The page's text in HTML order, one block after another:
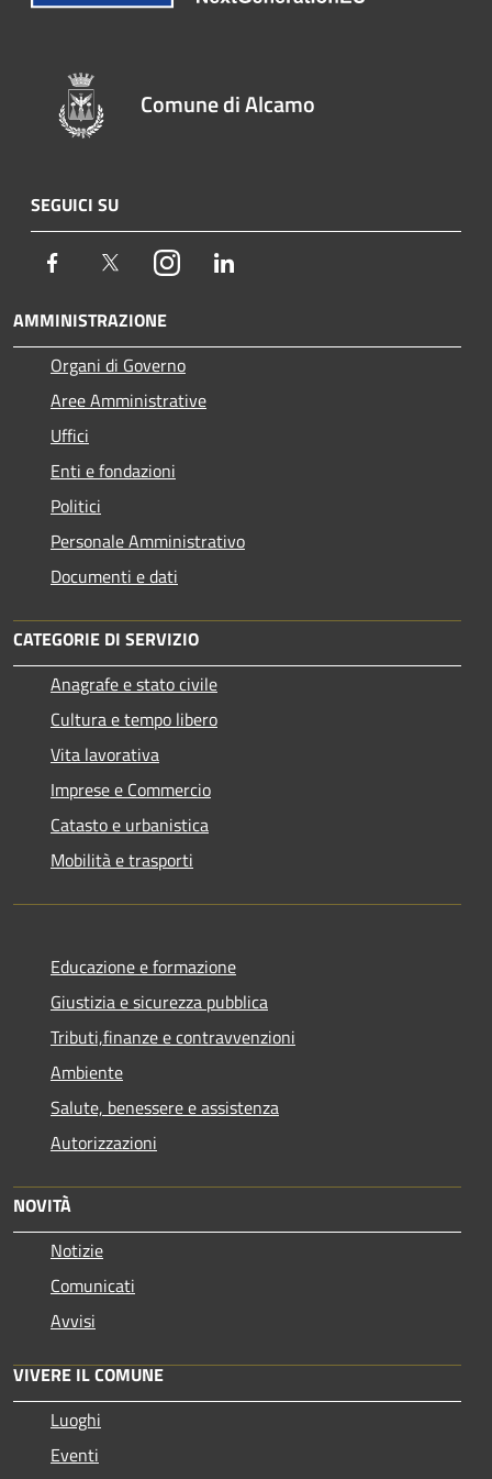
Comune di Alcamo
SEGUICI SU
Facebook TwitterInstagram
AMMINISTRAZIONE
Organi di Governo
Aree Amministrative
Uffici
Enti e fondazioni
Politici
Personale Amministrativo
Documenti e dati
CATEGORIE DI SERVIZIO
Anagrafe e stato civile
Cultura e tempo libero
Vita lavorativa
Imprese e Commercio
Catasto e urbanistica
Mobilità e trasporti
Educazione e formazione
Giustizia e sicurezza pubblica
Tributi,finanze e contravvenzioni
Ambiente
Salute, benessere e assistenza
Autorizzazioni
NOVITÀ
Notizie
Comunicati
Avvisi
VIVERE IL COMUNE
Luoghi
Eventi